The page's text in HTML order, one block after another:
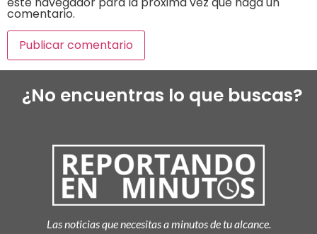
comentario.
¿No encuentras lo que buscas?
Las noticias que necesitas a minutos de tu alcance.